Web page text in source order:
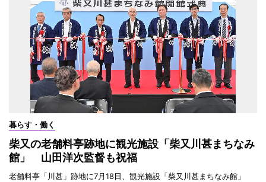
暮らす・働く
柴又の老舗料亭跡地に観光施設「柴又川甚まちなみ
館」 山田洋次監督も祝福
老舗料亭「川甚」跡地に7月18日、観光施設「柴又川甚まちなみ館」